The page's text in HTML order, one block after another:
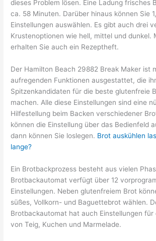
dieses Problem lösen. Eine Ladung frisches
ca. 58 Minuten. Darüber hinaus können Sie
Einstellungen auswählen. Es gibt auch drei
Krustenoptionen wie hell, mittel und dunkel.
erhalten Sie auch ein Rezeptheft.
Der Hamilton Beach 29882 Break Maker ist
aufregenden Funktionen ausgestattet, die
Spitzenkandidaten für die beste glutenfreie
machen. Alle diese Einstellungen sind eine
Hilfestellung beim Backen verschiedener
können die Einstellung über das Bedienfeld
dann können Sie loslegen. Brot auskühlen
lange?
Ein Brotbackprozess besteht aus vielen
Brotbackautomat verfügt über 12
Einstellungen. Neben glutenfreiem Brot
süßes, Vollkorn- und Baguettebrot wählen.
Brotbackautomat hat auch Einstellungen für
von Teig, Kuchen und Marmelade.